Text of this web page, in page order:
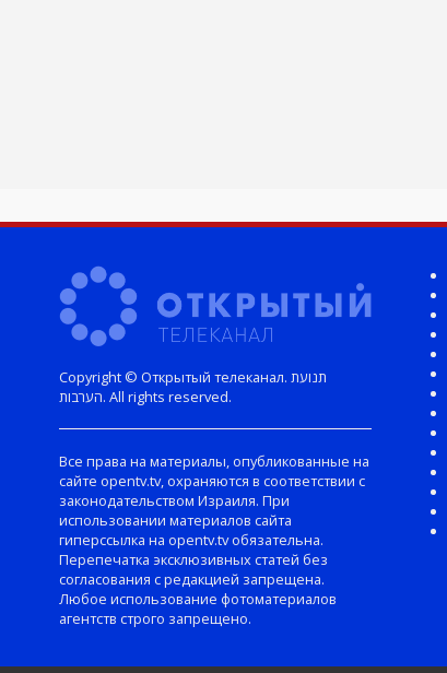
Copyright © Открытый телеканал. תנועת
הערבות. All rights reserved.
Все права на материалы, опубликованные на
сайте opentv.tv, охраняются в соответствии с
законодательством Израиля. При
использовании материалов сайта
гиперссылка на opentv.tv обязательна.
Перепечатка эксклюзивных статей без
согласования с редакцией запрещена.
Любое использование фотоматериалов
агентств строго запрещено.